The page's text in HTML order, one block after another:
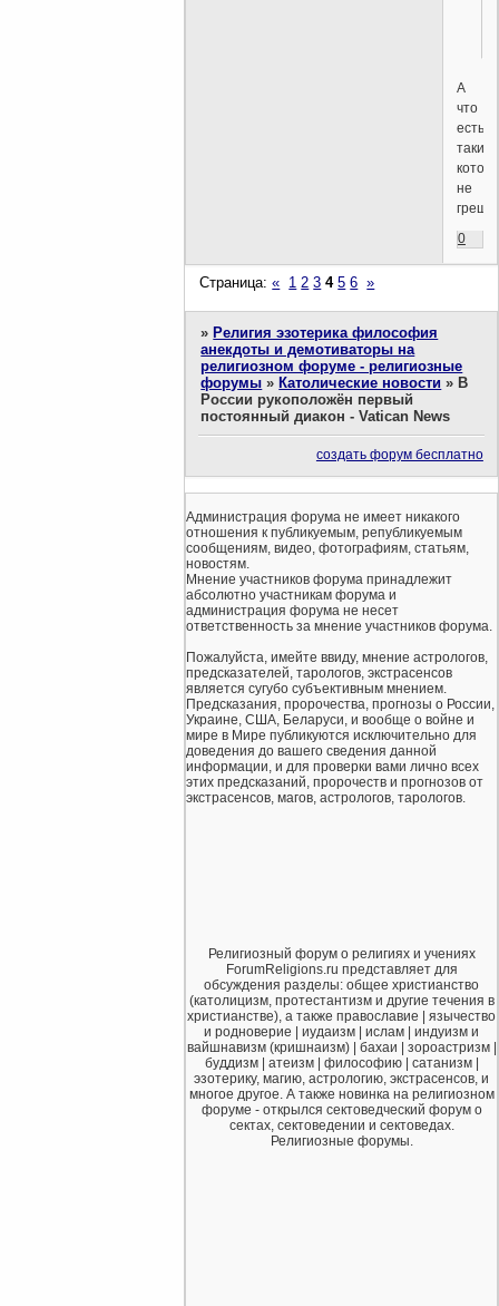
А
что
есть
такие
не
0
Страница:« 1 2 3 4 5 6 »
» Религия эзотерика философия
анекдоты и демотиваторы на
религиозном форуме - религиозные
форумы » Католические новости » В
России рукоположён первый
постоянный диакон - Vatican News
создать форум бесплатно
Администрация форума не имеет никакого
отношения к публикуемым, републикуемым
сообщениям, видео, фотографиям, статьям,
новостям.
Мнение участников форума принадлежит
абсолютно участникам форума и
администрация форума не несет
ответственность за мнение участников форума.
Пожалуйста, имейте ввиду, мнение астрологов,
предсказателей, тарологов, экстрасенсов
является сугубо субъективным мнением.
Предсказания, пророчества, прогнозы о России,
Украине, США, Беларуси, и вообще о войне и
мире в Мире публикуются исключительно для
доведения до вашего сведения данной
информации, и для проверки вами лично всех
этих предсказаний, пророчеств и прогнозов от
экстрасенсов, магов, астрологов, тарологов.
Религиозный форум о религиях и учениях
ForumReligions.ru представляет для
обсуждения разделы: общее христианство
(католицизм, протестантизм и другие течения в
христианстве), а также православие | язычество
и родноверие | иудаизм | ислам | индуизм и
вайшнавизм (кришнаизм) | бахаи | зороастризм |
буддизм | атеизм | философию | сатанизм |
эзотерику, магию, астрологию, экстрасенсов, и
многое другое. А также новинка на религиозном
форуме - открылся сектоведческий форум о
сектах, сектоведении и сектоведах.
Религиозные форумы.